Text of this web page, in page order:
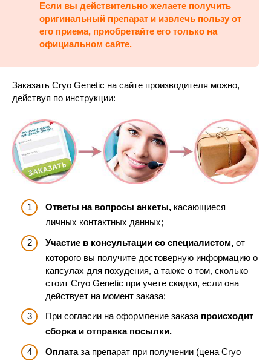
Если вы действительно желаете получить
оригинальный препарат и извлечь пользу от
его приема, приобретайте его только на
официальном сайте.
Заказать Cryo Genetic на сайте производителя можно,
действуя по инструкции:
Ответы на вопросы анкеты, касающиеся
личных контактных данных;
Участие в консультации со специалистом, от
которого вы получите достоверную информацию о
капсулах для похудения, а также о том, сколько
стоит Cryo Genetic при учете скидки, если она
действует на момент заказа;
При согласии на оформление заказа происходит
сборка и отправка посылки.
Оплатаза препарат при получении (цена Cryo